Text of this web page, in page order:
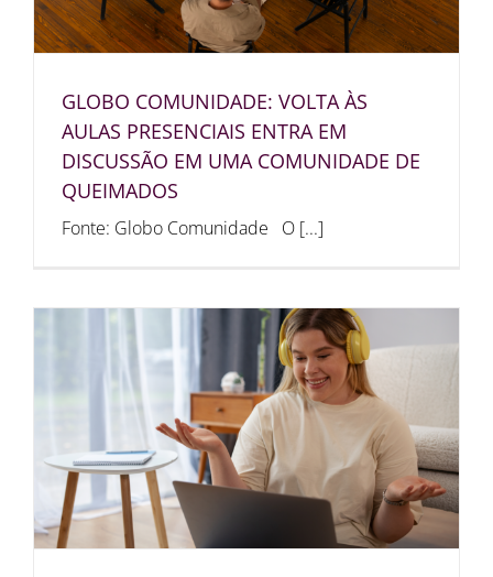
GLOBO COMUNIDADE: VOLTA ÀS
AULAS PRESENCIAIS ENTRA EM
DISCUSSÃO EM UMA COMUNIDADE DE
QUEIMADOS
Fonte: Globo Comunidade O [...]